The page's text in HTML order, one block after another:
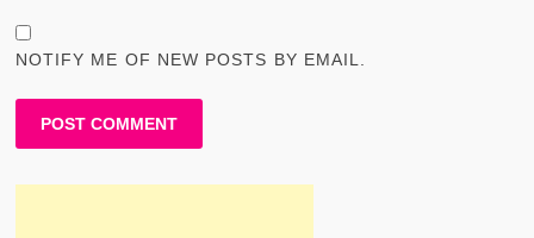
NOTIFY ME OF NEW POSTS BY EMAIL.